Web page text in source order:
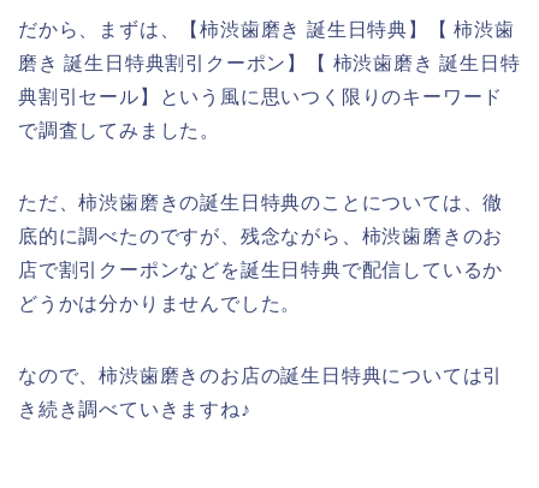
だから、まずは、【柿渋歯磨き 誕生日特典】【 柿渋歯
磨き 誕生日特典割引クーポン】【 柿渋歯磨き 誕生日特
典割引セール】という風に思いつく限りのキーワード
で調査してみました。
ただ、柿渋歯磨きの誕生日特典のことについては、徹
底的に調べたのですが、残念ながら、柿渋歯磨きのお
店で割引クーポンなどを誕生日特典で配信しているか
どうかは分かりませんでした。
なので、柿渋歯磨きのお店の誕生日特典については引
き続き調べていきますね♪